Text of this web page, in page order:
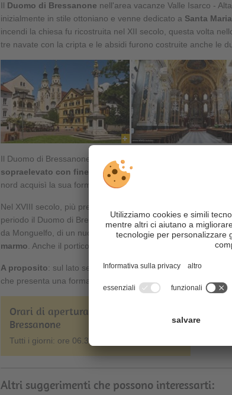
Il Duomo di Bressanone nell'area vacanze Valle Isarco -
inizialmente in stile ottoniano e venne dedicato a Santa
incendi la chiesa fu ricostruita nel XII secolo, questa volta
tre navate con la cripta e le absidi furono costruite anche le
Il Duomo di Bressanone venne ampliato nuovamente in
sopraelevato con finestre ad arco acuto
nord acquisì la sua forma del primo barocco.
Nel XVIII secolo, più precisamente tra il 1745 e il 1754, la
periodo il Duomo di Bressanone venne arricchito con
da Monguelfo, di un nuovo altare maggiore di Theodor
marmo . Anche il portico in stile classico risale a quest'epoca.
A proposito: sul lato settentrionale del Duomo di Bressanone
che presenta una forma quadrata con un piccolo giardino
Orari di apertura del Duomo di
Bressanone
Tutti i giorni: ore 06.30 - 18.00
Altri suggerimenti che possono interessarti: